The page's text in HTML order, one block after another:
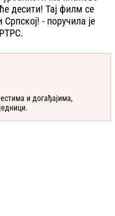
десити! Тај филм се
- поручила је
и догађајима,